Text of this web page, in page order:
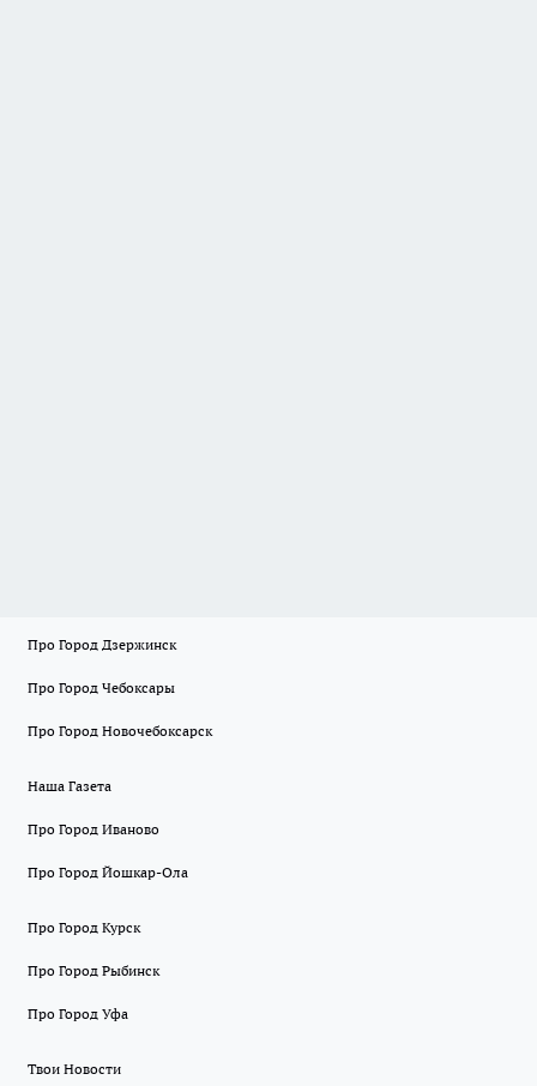
Про Город Дзержинск
Про Город Чебоксары
Про Город Новочебоксарск
Наша Газета
Про Город Иваново
Про Город Йошкар-Ола
Про Город Курск
Про Город Рыбинск
Про Город Уфа
Твои Новости